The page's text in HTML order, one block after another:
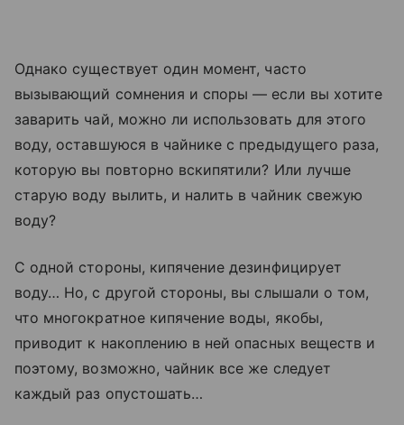
Однако существует один момент, часто
вызывающий сомнения и споры — если вы хотите
заварить чай, можно ли использовать для этого
воду, оставшуюся в чайнике с предыдущего раза,
которую вы повторно вскипятили? Или лучше
старую воду вылить, и налить в чайник свежую
воду?
С одной стороны, кипячение дезинфицирует
воду… Но, с другой стороны, вы слышали о том,
что многократное кипячение воды, якобы,
приводит к накоплению в ней опасных веществ и
поэтому, возможно, чайник все же следует
каждый раз опустошать…